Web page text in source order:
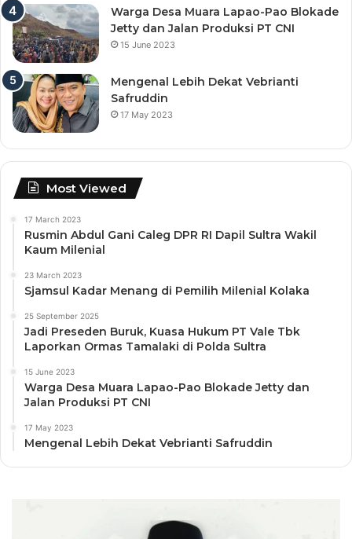
Warga Desa Muara Lapao-Pao Blokade
Jetty dan Jalan Produksi PT CNI
15 June 2023
Mengenal Lebih Dekat Vebrianti
Safruddin
17 May 2023
Most Viewed
17 March 2023
Rusmin Abdul Gani Caleg DPR RI Dapil Sultra Wakil
Kaum Milenial
23 March 2023
Sjamsul Kadar Menang di Pemilih Milenial Kolaka
25 September 2025
Jadi Preseden Buruk, Kuasa Hukum PT Vale Tbk
Laporkan Ormas Tamalaki di Polda Sultra
15 June 2023
Warga Desa Muara Lapao-Pao Blokade Jetty dan
Jalan Produksi PT CNI
17 May 2023
Mengenal Lebih Dekat Vebrianti Safruddin